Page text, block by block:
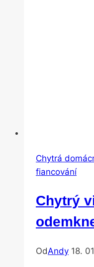
Chytrá
fiancování
Chytrý
OdAndy 18.